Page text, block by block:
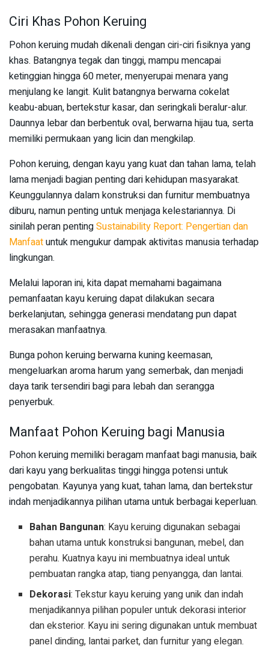
Ciri Khas Pohon Keruing
Pohon keruing mudah dikenali dengan ciri-ciri fisiknya yang
khas. Batangnya tegak dan tinggi, mampu mencapai
ketinggian hingga 60 meter, menyerupai menara yang
menjulang ke langit. Kulit batangnya berwarna cokelat
keabu-abuan, bertekstur kasar, dan seringkali beralur-alur.
Daunnya lebar dan berbentuk oval, berwarna hijau tua, serta
memiliki permukaan yang licin dan mengkilap.
Pohon keruing, dengan kayu yang kuat dan tahan lama, telah
lama menjadi bagian penting dari kehidupan masyarakat.
Keunggulannya dalam konstruksi dan furnitur membuatnya
diburu, namun penting untuk menjaga kelestariannya. Di
sinilah peran pentingSustainability Report: Pengertian dan
Manfaatuntuk mengukur dampak aktivitas manusia terhadap
lingkungan.
Melalui laporan ini, kita dapat memahami bagaimana
pemanfaatan kayu keruing dapat dilakukan secara
berkelanjutan, sehingga generasi mendatang pun dapat
merasakan manfaatnya.
Bunga pohon keruing berwarna kuning keemasan,
mengeluarkan aroma harum yang semerbak, dan menjadi
daya tarik tersendiri bagi para lebah dan serangga
penyerbuk.
Manfaat Pohon Keruing bagi Manusia
Pohon keruing memiliki beragam manfaat bagi manusia, baik
dari kayu yang berkualitas tinggi hingga potensi untuk
pengobatan. Kayunya yang kuat, tahan lama, dan bertekstur
indah menjadikannya pilihan utama untuk berbagai keperluan.
Bahan Bangunan: Kayu keruing digunakan sebagai
bahan utama untuk konstruksi bangunan, mebel, dan
perahu. Kuatnya kayu ini membuatnya ideal untuk
pembuatan rangka atap, tiang penyangga, dan lantai.
Dekorasi: Tekstur kayu keruing yang unik dan indah
menjadikannya pilihan populer untuk dekorasi interior
dan eksterior. Kayu ini sering digunakan untuk membuat
panel dinding, lantai parket, dan furnitur yang elegan.